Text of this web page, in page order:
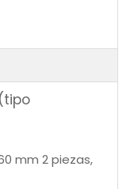
mm 2 piezas,